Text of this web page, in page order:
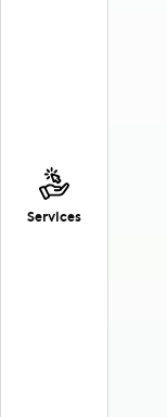
Services